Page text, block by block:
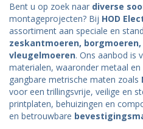
Bent u op zoek naar diverse
montageprojecten? Bij HOD
assortiment aan speciale en
zeskantmoeren,
vleugelmoeren. Ons aanbod is
materialen, waaronder metaal
gangbare metrische maten zoals
voor een trillingsvrije, veilige en
printplaten, behuizingen en
en betrouwbare